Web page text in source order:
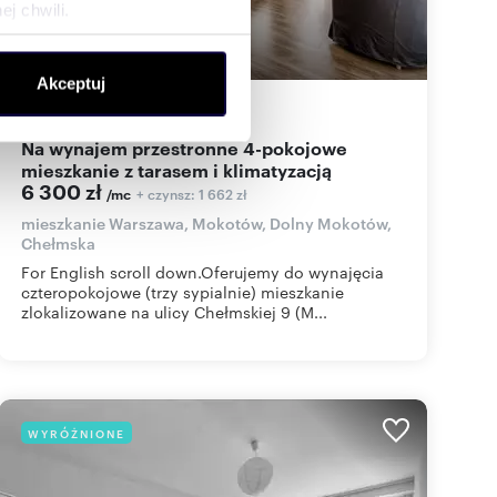
chwili.
społecznościowym,
od Ciebie lub
Akceptuj
m zł/m
Na wynajem przestronne 4-pokojowe
mieszkanie z tarasem i klimatyzacją
6 300 zł /mc + czynsz: 1 662 zł
mieszkanie Warszawa, Mokotów, Dolny Mokotów,
Chełmska
For English scroll down.Oferujemy do wynajęcia
czteropokojowe (trzy sypialnie) mieszkanie
zlokalizowane na ulicy Chełmskiej 9 (M...
WYRÓŻNIONE